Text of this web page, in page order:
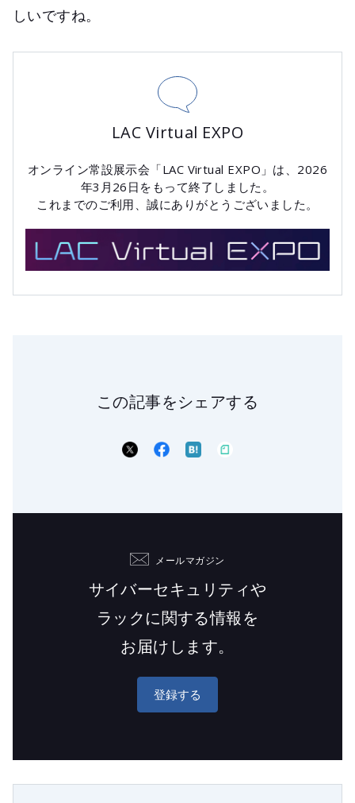
しいですね。
LAC Virtual EXPO
オンライン常設展示会「LAC Virtual EXPO」は、2026
年3月26日をもって終了しました。
これまでのご利用、誠にありがとうございました。
この記事をシェアする
メールマガジン
サイバーセキュリティや
ラックに関する情報を
お届けします。
登録する